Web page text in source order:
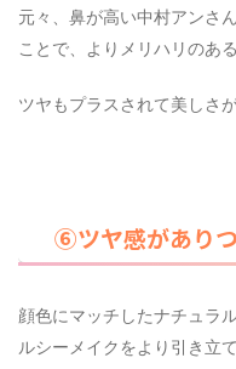
元々、鼻が高い中村アンさ
ことで、よりメリハリのあ
ツヤもプラスされて美しさ
⑥ツヤ感があり
顔色にマッチしたナチュラ
ルシーメイクをより引き立